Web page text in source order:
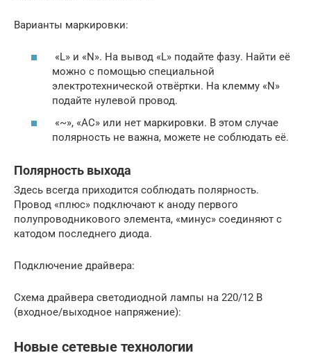
Варианты маркировки:
«L» и «N». На вывод «L» подайте фазу. Найти её
можно с помощью специальной
электротехнической отвёртки. На клемму «N»
подайте нулевой провод.
«~», «АС» или нет маркировки. В этом случае
полярность не важна, можете не соблюдать её.
Полярность выхода
Здесь всегда приходится соблюдать полярность.
Провод «плюс» подключают к аноду первого
полупроводникового элемента, «минус» соединяют с
катодом последнего диода.
Подключение драйвера:
Схема драйвера светодиодной лампы на 220/12 В
(входное/выходное напряжение):
Новые сетевые технологии